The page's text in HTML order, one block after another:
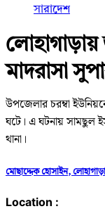
সারাদেশ
লোহাগাড়ায়
মাদরাসা
উপজেলার চরম্বা
ঘটে। এ ঘটনায় সামছুল
থানা।
মোছাদ্দেক হোসাইন,
Location :